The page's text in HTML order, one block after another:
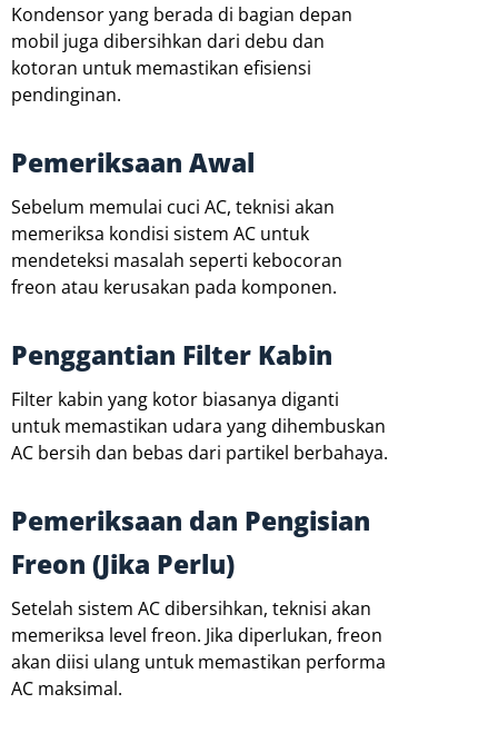
Kondensor yang berada di bagian depan
mobil juga dibersihkan dari debu dan
kotoran untuk memastikan efisiensi
pendinginan.
Pemeriksaan Awal
Sebelum memulai cuci AC, teknisi akan
memeriksa kondisi sistem AC untuk
mendeteksi masalah seperti kebocoran
freon atau kerusakan pada komponen.
Penggantian Filter Kabin
Filter kabin yang kotor biasanya diganti
untuk memastikan udara yang dihembuskan
AC bersih dan bebas dari partikel berbahaya.
Pemeriksaan dan Pengisian
Freon (Jika Perlu)
Setelah sistem AC dibersihkan, teknisi akan
memeriksa level freon. Jika diperlukan, freon
akan diisi ulang untuk memastikan performa
AC maksimal.